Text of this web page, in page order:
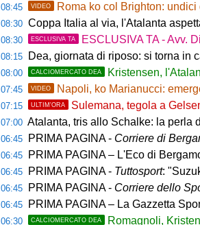
08:45 VIDEO Roma ko col Brighton: undici
08:30 Coppa Italia al via, l'Atalanta aspetta dicembre. I
08:30 ESCLUSIVA TA ESCLUSIVA TA - Avv. Di Cintio a 360°: "Il
08:15 Dea, giornata di riposo: si torna in
08:00 CALCIOMERCATO DEA Kristensen, l'Atalanta
07:45 VIDEO Napoli, ko Marianucci:
07:15 ULTIM'ORA Sulemana, tegola a
07:00 Atalanta, tris allo Schalke: la perla di
06:45 PRIMA PAGINA - Corriere di
06:45 PRIMA PAGINA – L'Eco di Bergamo:
06:45 PRIMA PAGINA - Tuttosport:
06:45 PRIMA PAGINA - Corriere dello
06:45 PRIMA PAGINA – La Gazzetta
06:30 CALCIOMERCATO DEA Romagnoli, Kristensen